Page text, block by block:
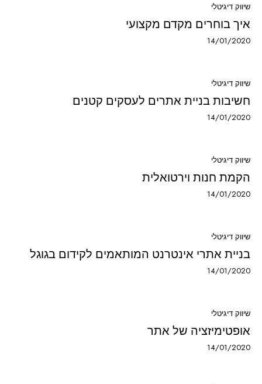
שיווק דיגיטלי
איך בוחרים מקדם מקצועי
14/01/2020
שיווק דיגיטלי
חשיבות בניית אתרים לעסקים קטנים
14/01/2020
שיווק דיגיטלי
הקמת חנות וירטואלית
14/01/2020
שיווק דיגיטלי
בניית אתרי אינטרנט המותאמים לקידום בגוגל
14/01/2020
שיווק דיגיטלי
אופטימיזציה של אתר
14/01/2020